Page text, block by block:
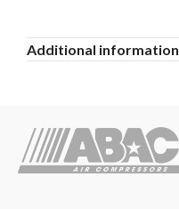
Additional information